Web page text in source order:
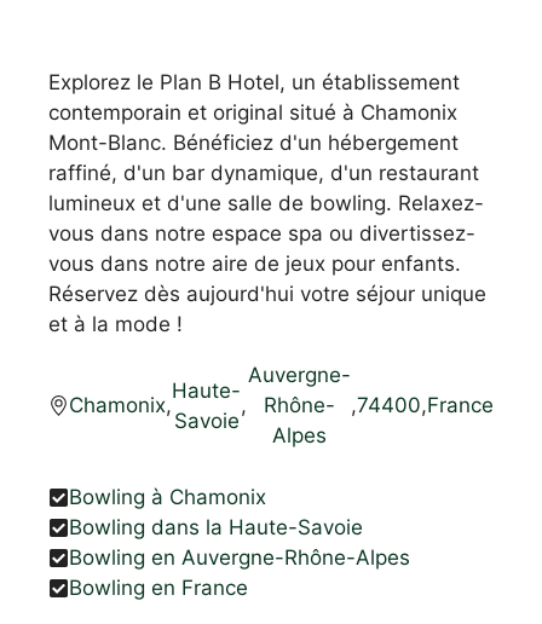
Explorez le Plan B Hotel, un établissement
contemporain et original situé à Chamonix
Mont-Blanc. Bénéficiez d'un hébergement
raffiné, d'un bar dynamique, d'un restaurant
lumineux et d'une salle de bowling. Relaxez-
vous dans notre espace spa ou divertissez-
vous dans notre aire de jeux pour enfants.
Réservez dès aujourd'hui votre séjour unique
et à la mode !
Chamonix,
Haute-
Savoie
,
Auvergne-
Rhône-
Alpes
,74400,France
Bowling à Chamonix
Bowling dans la Haute-Savoie
Bowling en Auvergne-Rhône-Alpes
Bowling en France